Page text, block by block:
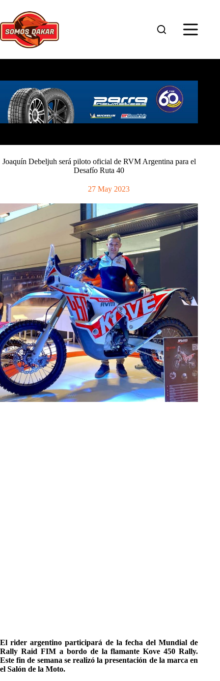
contenido
Joaquín Debeljuh será piloto oficial de RVM Argentina para el
Desafío Ruta 40
27 May 2023
El rider argentino participará de la fecha del Mundial de
Rally Raid FIM a bordo de la flamante Kove 450 Rally.
Este fin de semana se realizó la presentación de la marca en
el Salón de la Moto.